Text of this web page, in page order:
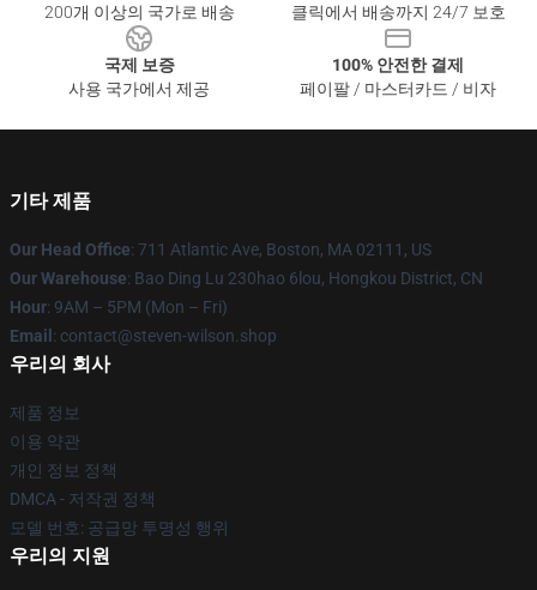
200개 이상의 국가로 배송
클릭에서 배송까지 24/7 보호
국제 보증
사용 국가에서 제공
100% 안전한 결제
페이팔 / 마스터카드 / 비자
기타 제품
Our Head Office: 711 Atlantic Ave, Boston, MA 02111, US
Our Warehouse: Bao Ding Lu 230hao 6lou, Hongkou District, CN
Hour: 9AM – 5PM (Mon – Fri)
Email : contact@steven-wilson.shop
우리의 회사
제품 정보
이용 약관
개인 정보 정책
DMCA - 저작권 정책
모델 번호: 공급망 투명성 행위
우리의 지원